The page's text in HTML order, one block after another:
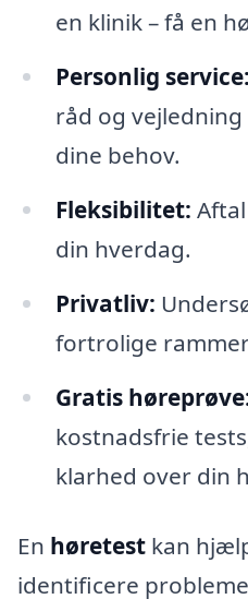
en klinik – få en
Personlig service:
råd og
dine behov.
Fleksibilitet:
din hverdag.
Privatliv:
fortrolige
Gratis
kostnadsfrie
klarhed over din
En høretest kan
identificere